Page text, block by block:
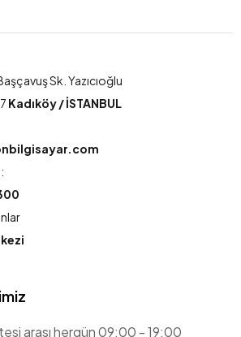
Sk. Yazıcıoğlu
Kadıköy / İSTANBUL
arası hergün 09:00 - 19:00